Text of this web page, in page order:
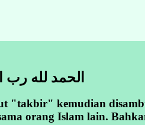
الحمد لله رب
"takbir" kemudian
orang Islam lain.